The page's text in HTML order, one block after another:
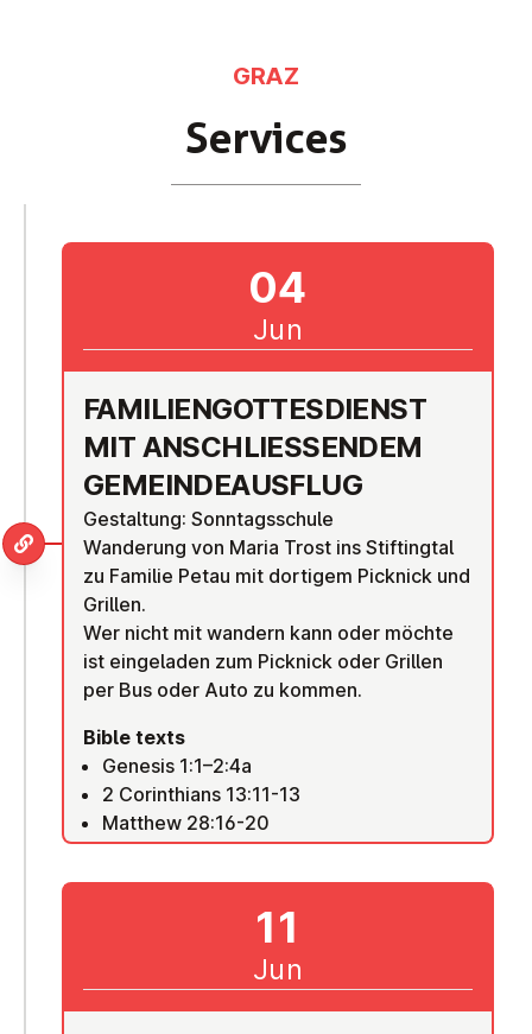
Services
GRAZ
FAM­I­LI­EN­GOTTES­DI­ENST
MIT AN­SCHLIESSEN­DEM G
E­MEIN­DEAU­S­FLUG
Gestaltung: Sonntagsschule
Wanderung von Maria Trost ins Stiftingtal
zu Familie Petau mit dortigem Picknick und
Grillen.
Wer nicht mit wandern kann oder möchte
ist eingeladen zum Picknick oder Grillen
per Bus oder Auto zu kommen.
Bible texts
Genesis 1:1–2:4a
2 Corinthians 13:11-13
Matthew 28:16-20
04
Jun
11
Jun